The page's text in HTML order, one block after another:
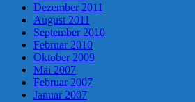
Dezember 2011
August 2011
September 2010
Februar 2010
Oktober 2009
Mai 2007
Februar 2007
Januar 2007